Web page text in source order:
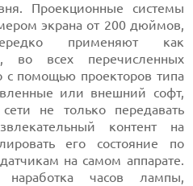
Проекционные системы
экрана от 200 дюймов,
применяют как
во всех перечисленных
с помощью проекторов типа
или внешний софт,
не только передавать
контент на
его состояние по
на самом аппарате.
наработка часов лампы,